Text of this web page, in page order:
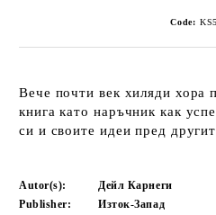
Code:
Вече почти век хиляди хора
книга като наръчник как
си и своите идеи пред
Autor(s):
Дейл Карнеги
Publisher:
Изток-Запад